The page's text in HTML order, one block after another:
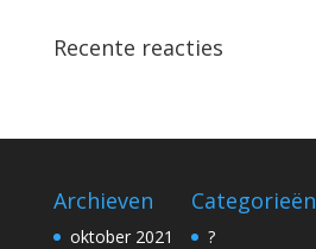
Recente reacties
Archieven
oktober 2021
Categorieën
?